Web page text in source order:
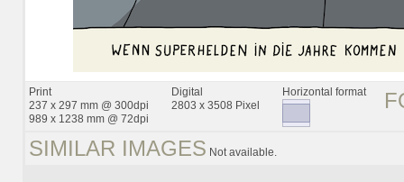
Print
237 x 297 mm @ 300dpi
989 x 1238 mm @ 72dpi
Digital
2803 x 3508 Pixel
Horizontal format
SIMILAR IMAGES Not available.